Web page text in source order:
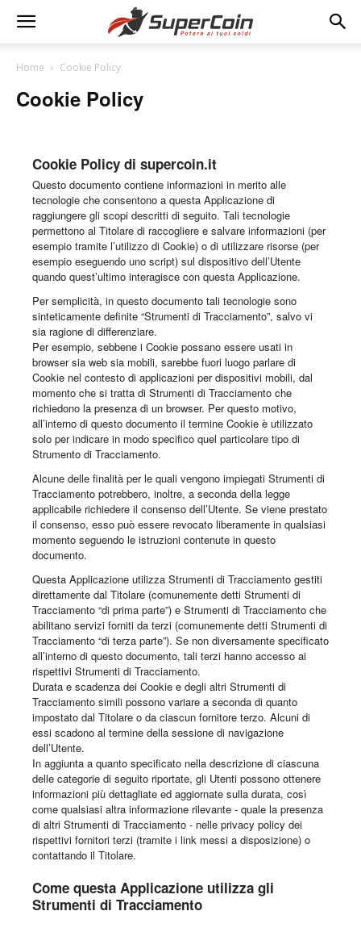
Home Cookie Policy
Cookie Policy
Cookie Policy di supercoin.it
Questo documento contiene informazioni in merito alle
tecnologie che consentono a questa Applicazione di
raggiungere gli scopi descritti di seguito. Tali tecnologie
permettono al Titolare di raccogliere e salvare informazioni (per
esempio tramite l’utilizzo di Cookie) o di utilizzare risorse (per
esempio eseguendo uno script) sul dispositivo dell’Utente
quando quest’ultimo interagisce con questa Applicazione.
Per semplicità, in questo documento tali tecnologie sono
sinteticamente definite “Strumenti di Tracciamento”, salvo vi
sia ragione di differenziare.
Per esempio, sebbene i Cookie possano essere usati in
browser sia web sia mobili, sarebbe fuori luogo parlare di
Cookie nel contesto di applicazioni per dispositivi mobili, dal
momento che si tratta di Strumenti di Tracciamento che
richiedono la presenza di un browser. Per questo motivo,
all’interno di questo documento il termine Cookie è utilizzato
solo per indicare in modo specifico quel particolare tipo di
Strumento di Tracciamento.
Alcune delle finalità per le quali vengono impiegati Strumenti di
Tracciamento potrebbero, inoltre, a seconda della legge
applicabile richiedere il consenso dell’Utente. Se viene prestato
il consenso, esso può essere revocato liberamente in qualsiasi
momento seguendo le istruzioni contenute in questo
documento.
Questa Applicazione utilizza Strumenti di Tracciamento gestiti
direttamente dal Titolare (comunemente detti Strumenti di
Tracciamento “di prima parte”) e Strumenti di Tracciamento che
abilitano servizi forniti da terzi (comunemente detti Strumenti di
Tracciamento “di terza parte”). Se non diversamente specificato
all’interno di questo documento, tali terzi hanno accesso ai
rispettivi Strumenti di Tracciamento.
Durata e scadenza dei Cookie e degli altri Strumenti di
Tracciamento simili possono variare a seconda di quanto
impostato dal Titolare o da ciascun fornitore terzo. Alcuni di
essi scadono al termine della sessione di navigazione
dell’Utente.
In aggiunta a quanto specificato nella descrizione di ciascuna
delle categorie di seguito riportate, gli Utenti possono ottenere
informazioni più dettagliate ed aggiornate sulla durata, così
come qualsiasi altra informazione rilevante - quale la presenza
di altri Strumenti di Tracciamento - nelle privacy policy dei
rispettivi fornitori terzi (tramite i link messi a disposizione) o
contattando il Titolare.
Come questa Applicazione utilizza gli
Strumenti di Tracciamento